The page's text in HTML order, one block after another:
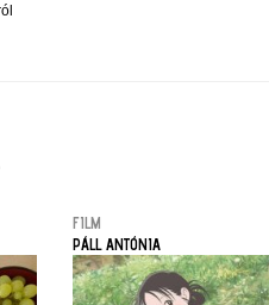
FILM
PÁLL ANTÓNIA